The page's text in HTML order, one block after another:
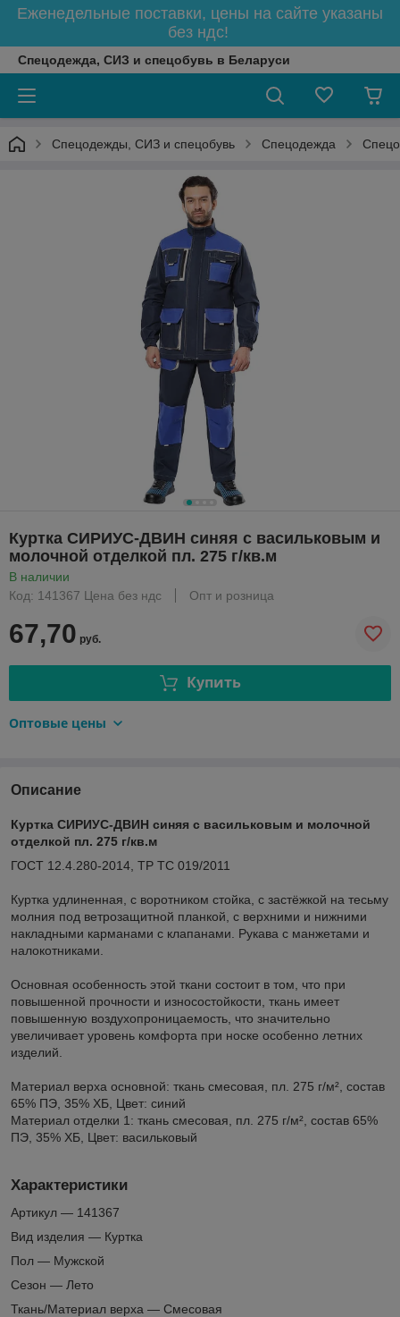
Еженедельные поставки, цены на сайте указаны
без ндс!
Спецодежда, СИЗ и спецобувь в Беларуси
Спецодежды, СИЗ и спецобувь Спецодежда
Куртка СИРИУС-ДВИН синяя с васильковым и
молочной отделкой пл. 275 г/кв.м
В наличии
Код: 141367 Цена без ндс
Опт и розница
67,70 руб.
Купить
Оптовые цены
Описание
Куртка СИРИУС-ДВИН синяя с васильковым и молочной
отделкой пл. 275 г/кв.м
ГОСТ 12.4.280-2014, ТР ТС 019/2011
Куртка удлиненная, с воротником стойка, с застёжкой на тесьму
молния под ветрозащитной планкой, с верхними и нижними
накладными карманами с клапанами. Рукава с манжетами и
налокотниками.
Основная особенность этой ткани состоит в том, что при
повышенной прочности и износостойкости, ткань имеет
повышенную воздухопроницаемость, что значительно
увеличивает уровень комфорта при носке особенно летних
изделий.
Материал верха основной: ткань смесовая, пл. 275 г/м², состав
65% ПЭ, 35% ХБ, Цвет: синий
Материал отделки 1: ткань смесовая, пл. 275 г/м², состав 65%
ПЭ, 35% ХБ, Цвет: васильковый
Характеристики
Артикул — 141367
Вид изделия — Куртка
Пол — Мужской
Сезон — Лето
Ткань/Материал верха — Смесовая